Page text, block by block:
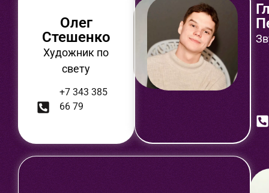
Олег
Стешенко
Художник по
свету
+7 343 385
66 79